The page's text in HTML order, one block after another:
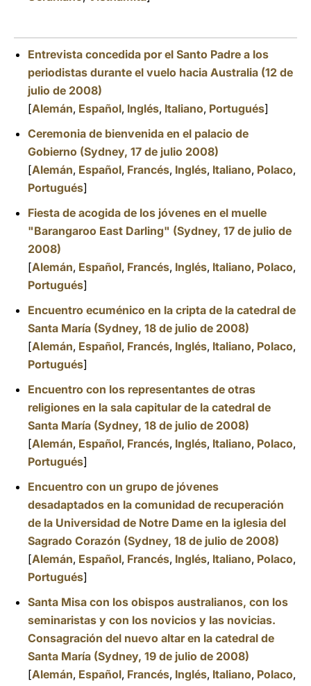
Entrevista concedida por el Santo Padre a los
periodistas durante el vuelo hacia Australia (12 de
julio de 2008)
[Alemán, Español, Inglés, Italiano, Portugués]
Ceremonia de bienvenida en el palacio de
Gobierno (Sydney, 17 de julio 2008)
[Alemán, Español, Francés, Inglés, Italiano, Polaco,
Portugués]
Fiesta de acogida de los jóvenes en el muelle
"Barangaroo East Darling" (Sydney, 17 de julio de
2008)
[Alemán, Español, Francés, Inglés, Italiano, Polaco,
Portugués]
Encuentro ecuménico en la cripta de la catedral de
Santa María (Sydney, 18 de julio de 2008)
[Alemán, Español, Francés, Inglés, Italiano, Polaco,
Portugués]
Encuentro con los representantes de otras
religiones en la sala capitular de la catedral de
Santa María (Sydney, 18 de julio de 2008)
[Alemán, Español, Francés, Inglés, Italiano, Polaco,
Portugués]
Encuentro con un grupo de jóvenes
desadaptados en la comunidad de recuperación
de la Universidad de Notre Dame en la iglesia del
Sagrado Corazón (Sydney, 18 de julio de 2008)
[Alemán, Español, Francés, Inglés, Italiano, Polaco,
Portugués]
Santa Misa con los obispos australianos, con los
seminaristas y con los novicios y las novicias.
Consagración del nuevo altar en la catedral de
Santa María (Sydney, 19 de julio de 2008)
[Alemán, Español, Francés, Inglés, Italiano, Polaco,